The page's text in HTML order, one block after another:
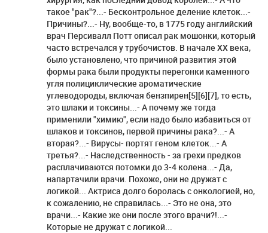
такое "рак"?...- Бесконтрольное деление клеток...-
Причины?...- Ну, вообще-то, в 1775 году английский
врач Персивалл Потт описал рак мошонки, который
часто встречался у трубочистов. В начале XX века,
было установлено, что причиной развития этой
формы рака были продукты перегонки каменного
угля полициклические ароматические
углеводороды, включая бензпирен[5][6][7], то есть,
это шлаки и токсины...- А почему же тогда
применили "химию", если надо было избавиться от
шлаков и токсинов, первой причины рака?...- А
вторая?...- Вирусы- портят геном клеток...- А
третья?...- Наследственность - за грехи предков
расплачиваются потомки до 3-4 колена...- Да,
напартачили врачи. Похоже, они не дружат с
логикой... Актриса долго боролась с онкологией, но,
к сожалению, не справилась...- Это не она, это
врачи...- Какие же они после этого врачи?!...-
Которые не дружат с логикой...